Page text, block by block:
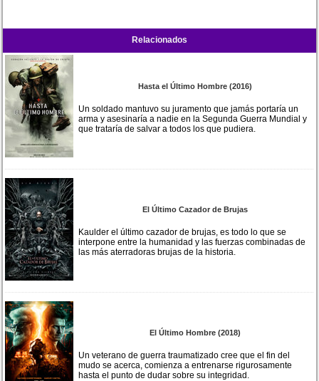
Relacionados
Hasta el Último Hombre (2016)
Un soldado mantuvo su juramento que jamás portaría un
arma y asesinaría a nadie en la Segunda Guerra Mundial y
que trataría de salvar a todos los que pudiera.
El Último Cazador de Brujas
Kaulder el último cazador de brujas, es todo lo que se
interpone entre la humanidad y las fuerzas combinadas de
las más aterradoras brujas de la historia.
El Último Hombre (2018)
Un veterano de guerra traumatizado cree que el fin del
mudo se acerca, comienza a entrenarse rigurosamente
hasta el punto de dudar sobre su integridad.